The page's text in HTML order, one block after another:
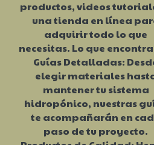
productos, videos
una tienda en línea
adquirir todo lo que
necesitas. Lo que
Guías Detalladas:
elegir materiales
mantener tu sistema
hidropónico, nuestras
te acompañarán en
paso de tu proyecto.